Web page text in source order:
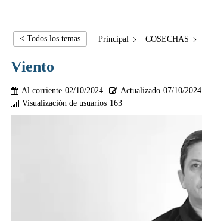
< Todos los temas Principal COSECHAS
Viento
Al corriente 02/10/2024 Actualizado 07/10/2024
Visualización de usuarios 163